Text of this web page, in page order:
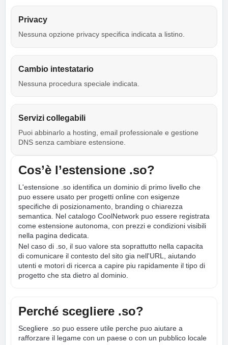
Privacy
Nessuna opzione privacy specifica indicata a listino.
Cambio intestatario
Nessuna procedura speciale indicata.
Servizi collegabili
Puoi abbinarlo a hosting, email professionale e gestione
DNS senza cambiare estensione.
Cos’è l’estensione .so?
L'estensione .so identifica un dominio di primo livello che
puo essere usato per progetti online con esigenze
specifiche di posizionamento, branding o chiarezza
semantica. Nel catalogo CoolNetwork puo essere registrata
come estensione autonoma, con prezzi e condizioni visibili
nella pagina dedicata.
Nel caso di .so, il suo valore sta soprattutto nella capacita
di comunicare il contesto del sito gia nell'URL, aiutando
utenti e motori di ricerca a capire piu rapidamente il tipo di
progetto che sta dietro al dominio.
Perché scegliere .so?
Scegliere .so puo essere utile perche puo aiutare a
rafforzare il legame con un paese o con un pubblico locale